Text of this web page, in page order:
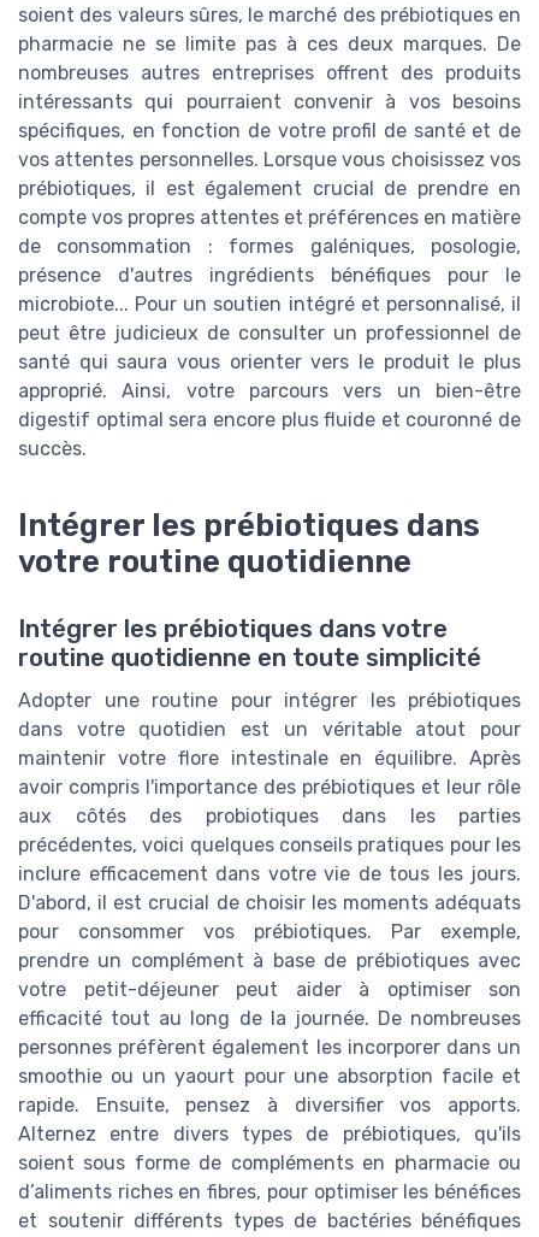
soient des valeurs sûres, le marché des prébiotiques en
pharmacie ne se limite pas à ces deux marques. De
nombreuses autres entreprises offrent des produits
intéressants qui pourraient convenir à vos besoins
spécifiques, en fonction de votre profil de santé et de
vos attentes personnelles. Lorsque vous choisissez vos
prébiotiques, il est également crucial de prendre en
compte vos propres attentes et préférences en matière
de consommation : formes galéniques, posologie,
présence d'autres ingrédients bénéfiques pour le
microbiote... Pour un soutien intégré et personnalisé, il
peut être judicieux de consulter un professionnel de
santé qui saura vous orienter vers le produit le plus
approprié. Ainsi, votre parcours vers un bien-être
digestif optimal sera encore plus fluide et couronné de
succès.
Intégrer les prébiotiques dans
votre routine quotidienne
Intégrer les prébiotiques dans votre
routine quotidienne en toute simplicité
Adopter une routine pour intégrer les prébiotiques
dans votre quotidien est un véritable atout pour
maintenir votre flore intestinale en équilibre. Après
avoir compris l'importance des prébiotiques et leur rôle
aux côtés des probiotiques dans les parties
précédentes, voici quelques conseils pratiques pour les
inclure efficacement dans votre vie de tous les jours.
D'abord, il est crucial de choisir les moments adéquats
pour consommer vos prébiotiques. Par exemple,
prendre un complément à base de prébiotiques avec
votre petit-déjeuner peut aider à optimiser son
efficacité tout au long de la journée. De nombreuses
personnes préfèrent également les incorporer dans un
smoothie ou un yaourt pour une absorption facile et
rapide. Ensuite, pensez à diversifier vos apports.
Alternez entre divers types de prébiotiques, qu'ils
soient sous forme de compléments en pharmacie ou
d’aliments riches en fibres, pour optimiser les bénéfices
et soutenir différents types de bactéries bénéfiques